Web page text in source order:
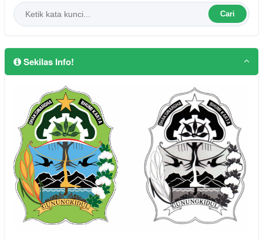
Cari
Sekilas Info!